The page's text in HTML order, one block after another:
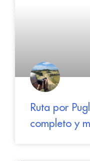
Ruta por
completo y